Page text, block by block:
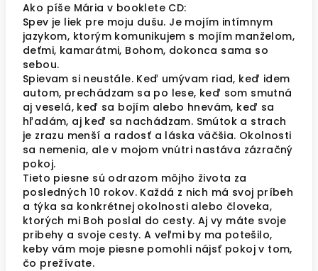
Ako píše Mária v booklete CD:
Spev je liek pre moju dušu. Je mojím intímnym
jazykom, ktorým komunikujem s mojím manželom,
deťmi, kamarátmi, Bohom, dokonca sama so
sebou.
Spievam si neustále. Keď umývam riad, keď idem
autom, prechádzam sa po lese, keď som smutná
aj veselá, keď sa bojím alebo hnevám, keď sa
hľadám, aj keď sa nachádzam. Smútok a strach
je zrazu menší a radosť a láska väčšia. Okolnosti
sa nemenia, ale v mojom vnútri nastáva zázračný
pokoj.
Tieto piesne sú odrazom môjho života za
posledných 10 rokov. Každá z nich má svoj príbeh
a týka sa konkrétnej okolnosti alebo človeka,
ktorých mi Boh poslal do cesty. Aj vy máte svoje
pribehy a svoje cesty. A veľmi by ma potešilo,
keby vám moje piesne pomohli nájsť pokoj v tom,
čo prežívate.